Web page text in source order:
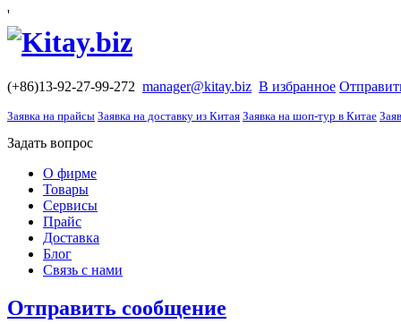
'
(+86)13-92-27-99-272 manager@kitay.biz В избранное
Заявка на прайсы Заявка на доставку из Китая Заявка на шоп-тур в Китае
Задать вопрос
О фирме
Товары
Сервисы
Прайс
Доставка
Блог
Связь с нами
Отправить сообщение